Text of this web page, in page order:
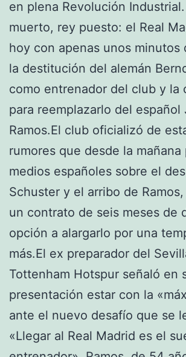
en plena Revolución
muerto, rey puesto: el Real
hoy con apenas unos minutos
la destitución del alemán
como entrenador del club y la
para reemplazarlo del español
Ramos.El club oficializó de
rumores que desde la
medios españoles sobre el
Schuster y el arribo de
un contrato de seis meses de
opción a alargarlo por una
más.El ex preparador del
Tottenham Hotspur señaló en
presentación estar con la
ante el nuevo desafío que se
«Llegar al Real Madrid es el